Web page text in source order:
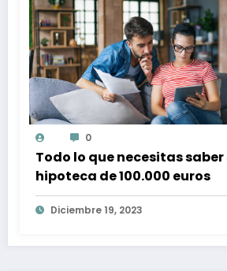
0
Todo lo que necesitas saber
hipoteca de 100.000 euros
Diciembre 19, 2023